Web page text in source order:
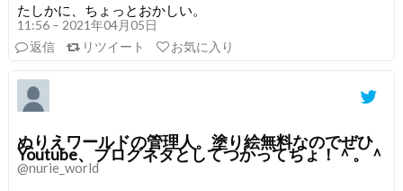
たしかに、ちょっとおかしい。
11:56 – 2021年04月05日
返信
リツイート お気に入り
ぬりえワールドの管理人。塗り絵無料なのでぜひ
Youtube、ブログネタとしてつかってちょ！＾。＾
@nurie_world